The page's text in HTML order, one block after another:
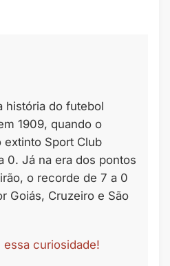
história do futebol
1909, quando o
Sport Club
0. Já na era dos pontos
o recorde de 7 a 0
Goiás, Cruzeiro e São
curiosidade!